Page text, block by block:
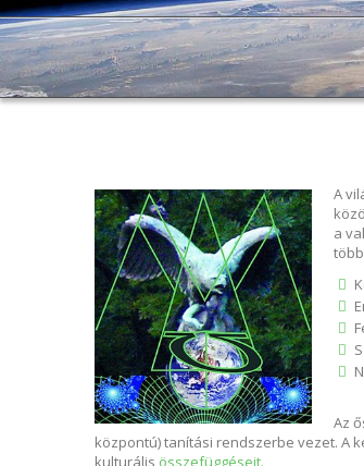
A
a
Az
központú) tanítási rendszerbe vezet. A
kulturális összefüggéseit.